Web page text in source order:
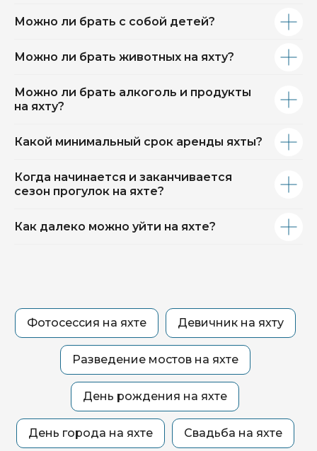
Можно ли брать с собой детей?
Можно ли брать животных на яхту?
Можно ли брать алкоголь и продукты
на яхту?
Какой минимальный срок аренды яхты?
Когда начинается и заканчивается
сезон прогулок на яхте?
Как далеко можно уйти на яхте?
Фотосессия на яхте Девичник на яхту
Разведение мостов на яхте
День рождения на яхте
День города на яхте Свадьба на яхте